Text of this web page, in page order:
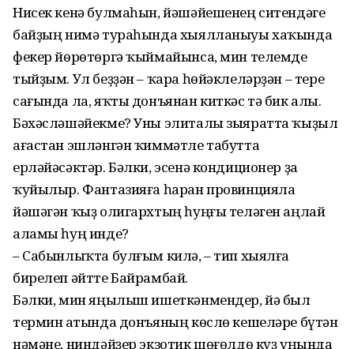
Нисек кенә булмаһын, йәшәйешенең ситендәге
байҙың нимә тураһында хыялланыуы хаҡында
фекер йөрөтөргә ҡыймайынса, мин телемде
тыйҙым. Ул беҙҙән – ҡара һөйәклеләрҙән – тере
сағында ла, яҡты донъянан киткәс тә бик алыҫ.
Бәхәсләшәйекме? Уны элиталы зыяратта ҡыҙыл
ағастан эшләнгән ҡиммәтле табутта
ерләйәсәктәр. Бәлки, эсенә кондиционер ҙа
ҡуйылыр. Фантазияға һаран провинцияла
йәшәгән ҡыҙ олигархтың һуңғы теләген аңлай
аламы һуң инде?
– Сабынлыҡта булғым килә, – тип хыялға
бирелеп әйтте Байрамбай.
Бәлки, мин яңылыш ишеткәнмендер, йә был
термин аҫтында донъяның көслө кешеләре бүтән
нәмәне, ниндәйҙер экзотик шөғөлдө күҙ уңында